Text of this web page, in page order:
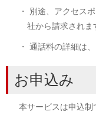
・ 別途、アクセス
社から請求されま
・ 通話料の詳細は
お申込み
本サービスは申込制